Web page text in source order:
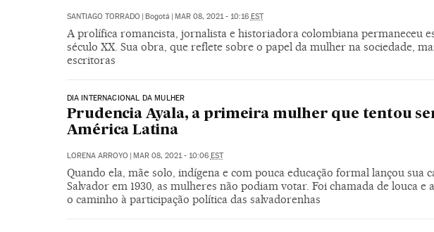
SANTIAGO TORRADO Bogotá MAR 08, 2021 - 10:16 EST
A prolífica romancista, jornalista e historiadora colombiana permaneceu
século XX. Sua obra, que reflete sobre o papel da mulher na sociedade,
escritoras
DIA INTERNACIONAL DA MULHER
Prudencia Ayala, a primeira mulher que tentou
América Latina
LORENA ARROYO MAR 08, 2021 - 10:06 EST
Quando ela, mãe solo, indígena e com pouca educação formal lançou sua
Salvador em 1930, as mulheres não podiam votar. Foi chamada de louca e
o caminho à participação política das salvadorenhas